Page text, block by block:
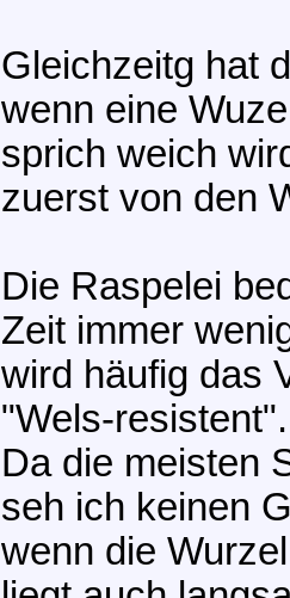
Gleichzeitg hat
wenn eine
sprich weich
zuerst von den
Die Raspelei
Zeit immer
wird häufig das
"Wels-resistent".
Da die meisten
seh ich keinen
wenn die